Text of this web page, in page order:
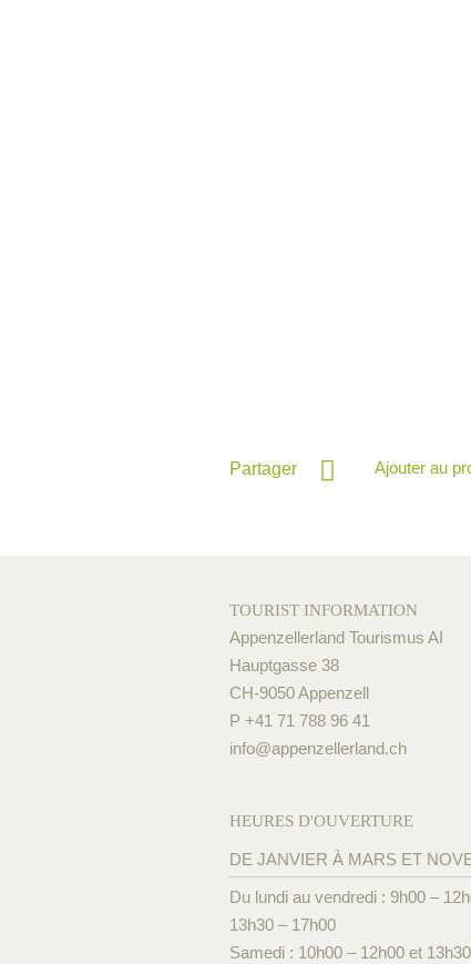
Partager Ajouter au
TOURIST INFORMATION
Appenzellerland Tourismus AI
Hauptgasse 38
CH-9050 Appenzell
P +41 71 788 96 41
info@appenzellerland.ch
HEURES D'OUVERTURE
DE JANVIER À MARS ET
Du lundi au vendredi : 9h00 –
13h30 – 17h00
Samedi : 10h00 – 12h00 et